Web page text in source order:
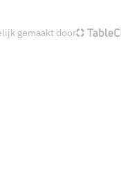
gemaakt door